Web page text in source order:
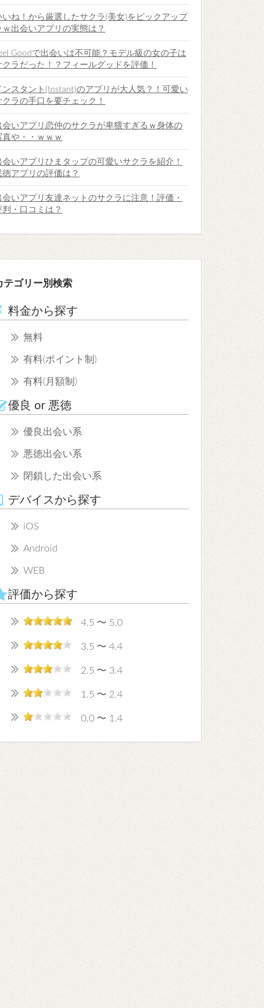
いね！から厳選したサクラ(美女)をピックアップ
ｗ出会いアプリの実態は？
Goodで出会いは不可能？モデル級の女の子は
クラだった！？フィールグッドを評価！
ンスタント(Instant)のアプリが大人気？！可愛い
クラの手口を要チェック！
会いアプリ恋仲のサクラが卑猥すぎるｗ身体の
真や・・ｗｗｗ
会いアプリひまタップの可愛いサクラを紹介！
徳アプリの評価は？
会いアプリ友達ネットのサクラに注意！評価・
判・口コミは？
テゴリー別検索
料金から探す
無料
有料(ポイント制)
有料(月額制)
優良 or 悪徳
優良出会い系
悪徳出会い系
閉鎖した出会い系
デバイスから探す
iOS
Android
WEB
評価から探す
4.5 〜 5.0
3.5 〜 4.4
2.5 〜 3.4
1.5 〜 2.4
0.0 〜 1.4